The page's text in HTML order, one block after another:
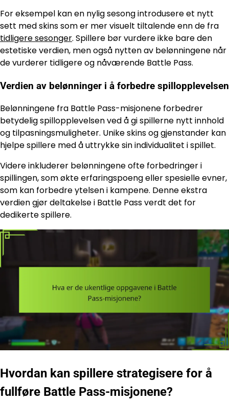
For eksempel kan en nylig sesong introdusere et nytt
sett med skins som er mer visuelt tiltalende enn de fra
tidligere sesonger. Spillere bør vurdere ikke bare den
estetiske verdien, men også nytten av belønningene når
de vurderer tidligere og nåværende Battle Pass.
Verdien av belønninger i å forbedre spillopplevelsen
Belønningene fra Battle Pass-misjonene forbedrer
betydelig spillopplevelsen ved å gi spillerne nytt innhold
og tilpasningsmuligheter. Unike skins og gjenstander kan
hjelpe spillere med å uttrykke sin individualitet i spillet.
Videre inkluderer belønningene ofte forbedringer i
spillingen, som økte erfaringspoeng eller spesielle evner,
som kan forbedre ytelsen i kampene. Denne ekstra
verdien gjør deltakelse i Battle Pass verdt det for
dedikerte spillere.
Hvordan kan spillere strategisere for å
fullføre Battle Pass-misjonene?